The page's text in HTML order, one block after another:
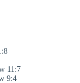
11:7
9:4